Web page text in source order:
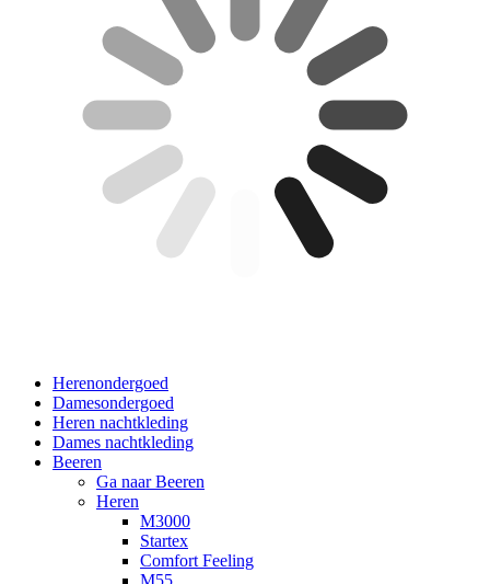
Herenondergoed
Damesondergoed
Heren nachtkleding
Dames nachtkleding
Beeren
Ga naar Beeren
Heren
M3000
Startex
Comfort Feeling
M55